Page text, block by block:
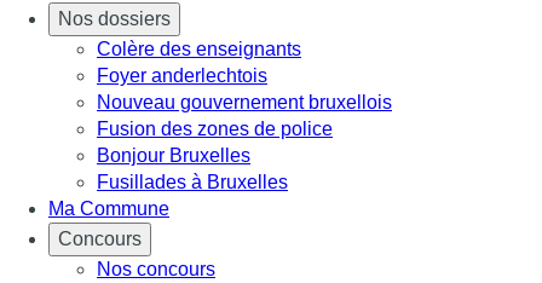
Nos dossiers
Colère des enseignants
Foyer anderlechtois
Nouveau gouvernement bruxellois
Fusion des zones de police
Bonjour Bruxelles
Fusillades à Bruxelles
Ma Commune
Concours
Nos concours